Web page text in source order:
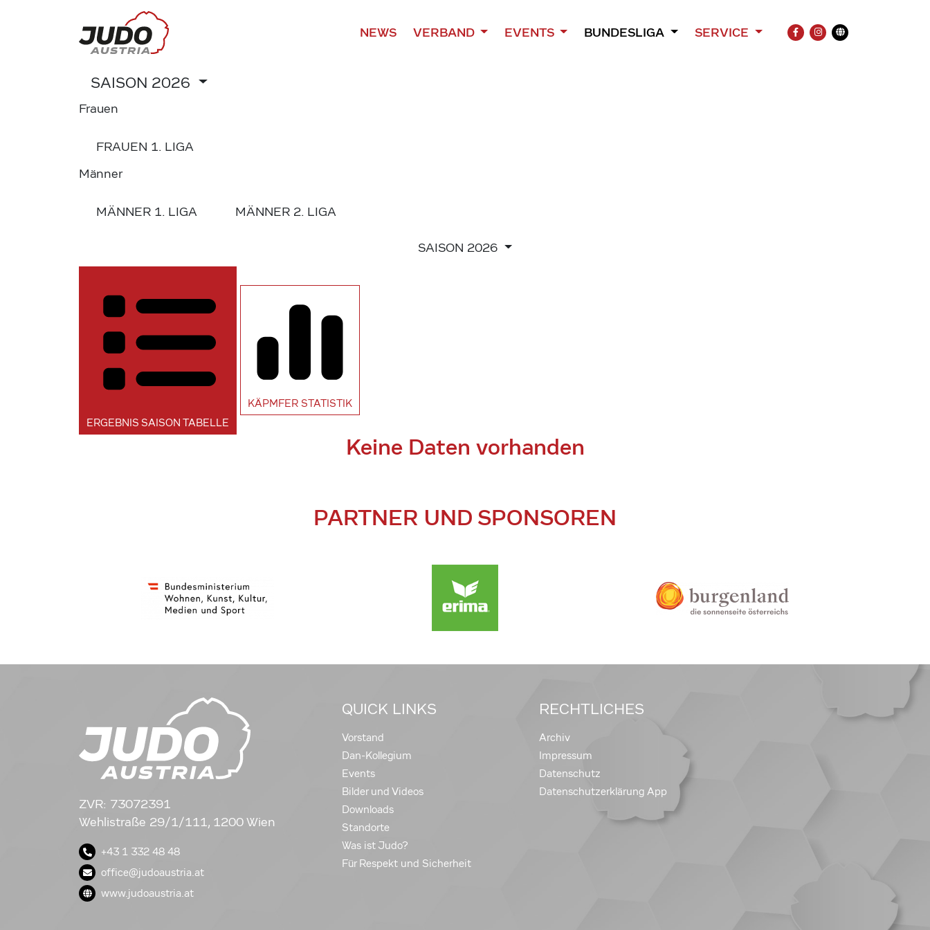
NEWS VERBAND EVENTS BUNDESLIGA SERVICE
FACEBOOK
INSTAGRAM
Übersetzung
SAISON 2026
Frauen
FRAUEN 1. LIGA
Männer
MÄNNER 1. LIGA MÄNNER 2. LIGA
SAISON 2026
ERGEBNIS SAISON TABELLE
KÄPMFER STATISTIK
Keine Daten vorhanden
PARTNER UND SPONSOREN
ZVR: 73072391
Wehlistraße 29/1/111, 1200 Wien
+43 1 332 48 48
office@judoaustria.at
www.judoaustria.at
QUICK LINKS
Vorstand
Dan-Kollegium
Events
Bilder und Videos
Downloads
Standorte
Was ist Judo?
Für Respekt und Sicherheit
RECHTLICHES
Archiv
Impressum
Datenschutz
Datenschutzerklärung App